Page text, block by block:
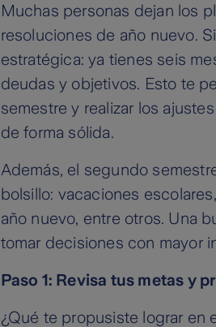
Muchas personas dejan los
resoluciones de año nuevo.
estratégica: ya tienes seis
deudas y objetivos. Esto te
semestre y realizar los
de forma sólida.
Además, el segundo
bolsillo: vacaciones
año nuevo, entre otros. Una
tomar decisiones con mayor
Paso 1: Revisa tus metas y
¿Qué te propusiste lograr en